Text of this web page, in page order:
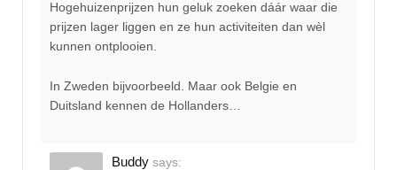
Hogehuizenprijzen hun geluk zoeken dáár waar die
prijzen lager liggen en ze hun activiteiten dan wèl
kunnen ontplooien.
In Zweden bijvoorbeeld. Maar ook Belgie en
Duitsland kennen de Hollanders…
Buddy says: